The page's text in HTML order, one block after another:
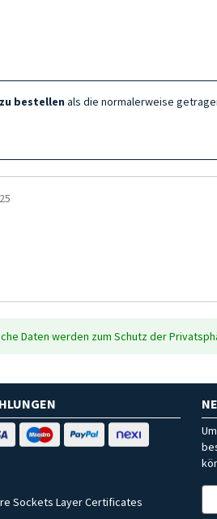
bestellen als die normalerweise
Daten werden zum Schutz der
Sockets Layer Certificates